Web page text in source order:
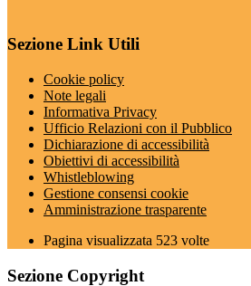
Sezione Link Utili
Cookie policy
Note legali
Informativa Privacy
Ufficio Relazioni con il Pubblico
Dichiarazione di accessibilità
Obiettivi di accessibilità
Whistleblowing
Gestione consensi cookie
Amministrazione trasparente
Pagina visualizzata 523 volte
Sezione Copyright